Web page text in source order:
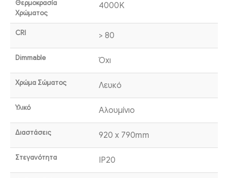
Θερμοκρασία
Χρώματος
4000K
CRI > 80
Dimmable Όχι
Χρώμα Σώματος Λευκό
Υλικό Αλουμίνιο
Διαστάσεις 920 x 790mm
Στεγανότητα IP20